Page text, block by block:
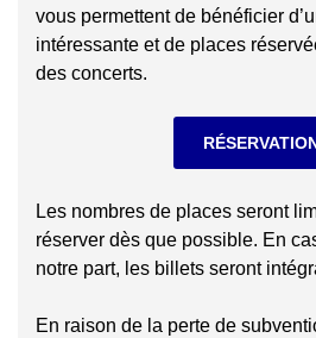
vous permettent de bénéficier
intéressante et de places
des concerts.
Les nombres de places seront
réserver dès que possible. En
notre part, les billets seront
En raison de la perte de